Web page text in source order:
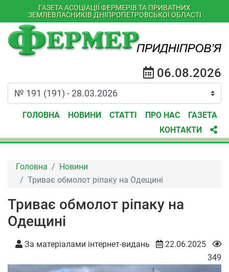
ГАЗЕТА АСОЦІАЦІЇ ФЕРМЕРІВ ТА ПРИВАТНИХ
ЗЕМЛЕВЛАСНИКІВ ДНІПРОПЕТРОВСЬКОЇ ОБЛАСТІ
06.08.2026
ГОЛОВНА НОВИНИ СТАТТІ ПРО НАС
ГАЗЕТА
КОНТАКТИ
Головна
Новини
Триває обмолот ріпаку на Одещині
Триває обмолот ріпаку на
Одещині
За матеріалами інтернет-видань
22.06.2025
349